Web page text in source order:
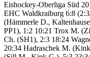
Eishockey-Oberliga Süd
EHC Waldkraiburg 6:8
(Hämmerle D.,
PP1), 1:2 10:21 Trox M.
Ch. (SH1), 2:3 18:24
20:34 Hadraschek M.